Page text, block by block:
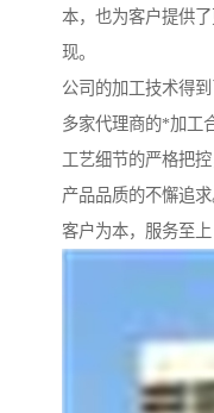
本，也为客户提供
现。
公司的加工技术得
多家代理商的*加工
工艺细节的严格把
产品品质的不懈追求
客户为本，服务至上